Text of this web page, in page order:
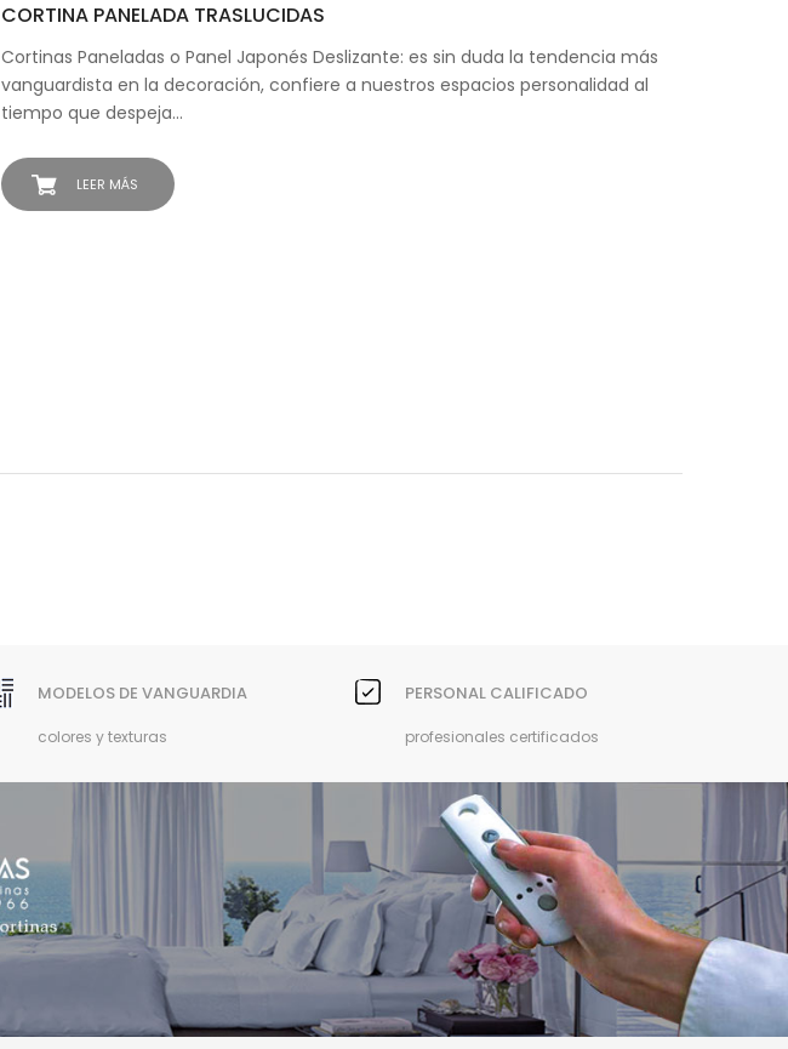
LEER MÁS
CORTINA PANELADA TRASLUCIDAS
Cortinas Paneladas o Panel Japonés Deslizante: es sin duda la tendencia más
vanguardista en la decoración, confiere a nuestros espacios personalidad al
tiempo que despeja…
MODELOS DE VANGUARDIA
colores y texturas
PERSONAL CALIFICADO
profesionales certificados